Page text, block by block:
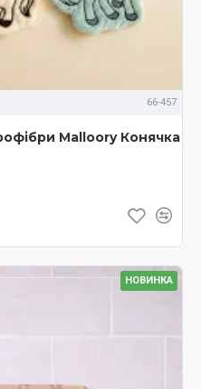
66-457
Malloory Конячка
НОВИНКА